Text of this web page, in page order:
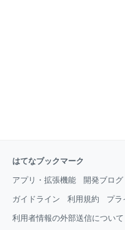
はてなブックマーク
アプリ・拡張機能 開発ブログ
ガイドライン 利用規約 プラ
利用者情報の外部送信について